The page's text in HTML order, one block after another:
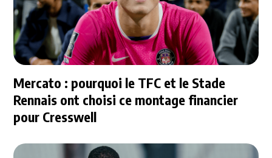
Mercato : pourquoi le TFC et le Stade
Rennais ont choisi ce montage financier
pour Cresswell